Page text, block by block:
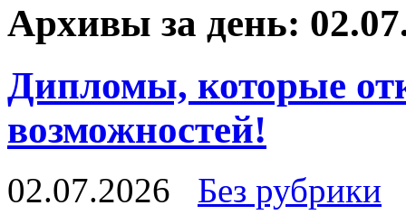
Архивы за день:
Дипломы, которые
возможностей!
02.07.2026
Без рубрики